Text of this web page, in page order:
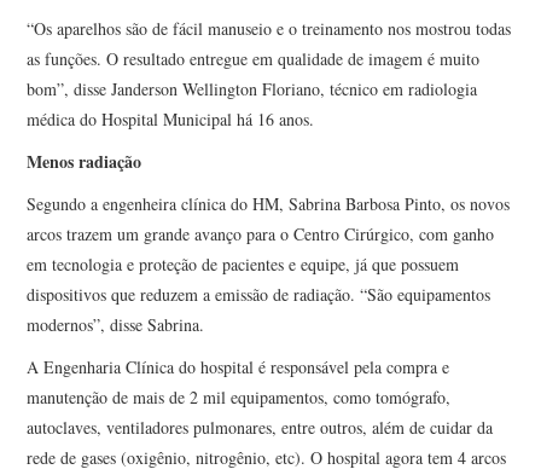
“Os aparelhos são de fácil manuseio e o treinamento nos mostrou todas
as funções. O resultado entregue em qualidade de imagem é muito
bom”, disse Janderson Wellington Floriano, técnico em radiologia
médica do Hospital Municipal há 16 anos.
Menos radiação
Segundo a engenheira clínica do HM, Sabrina Barbosa Pinto, os novos
arcos trazem um grande avanço para o Centro Cirúrgico, com ganho
em tecnologia e proteção de pacientes e equipe, já que possuem
dispositivos que reduzem a emissão de radiação. “São equipamentos
modernos”, disse Sabrina.
A Engenharia Clínica do hospital é responsável pela compra e
manutenção de mais de 2 mil equipamentos, como tomógrafo,
autoclaves, ventiladores pulmonares, entre outros, além de cuidar da
rede de gases (oxigênio, nitrogênio, etc). O hospital agora tem 4 arcos